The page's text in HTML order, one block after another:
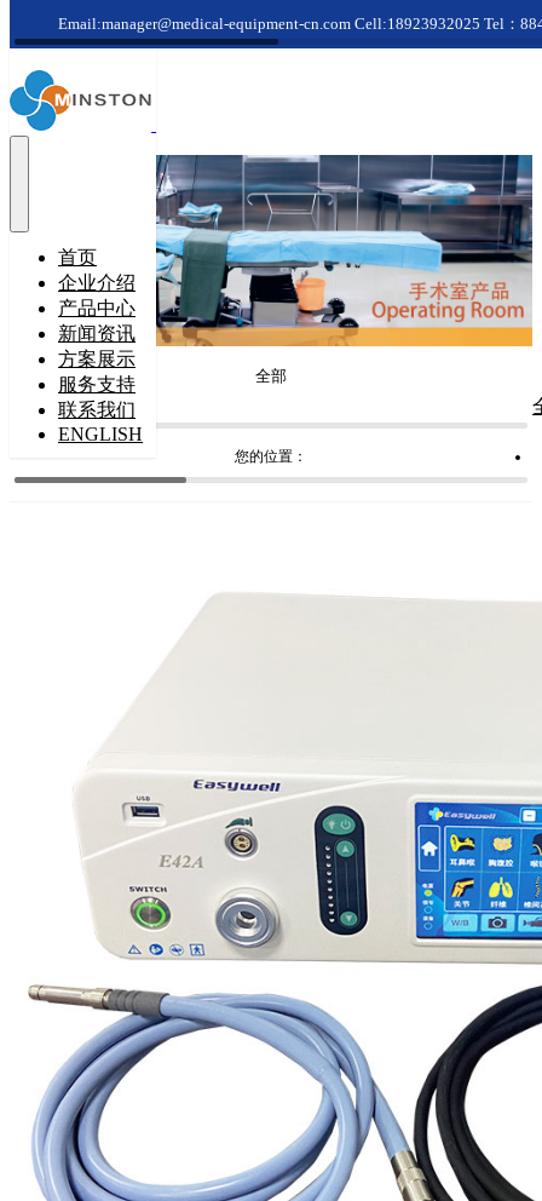
Email:manager@medical-equipment-cn.com Cell:18923932025 Tel：
首页
企业介绍
产品中心
新闻资讯
方案展示
服务支持
联系我们
ENGLISH
全部
您的位置：